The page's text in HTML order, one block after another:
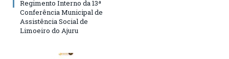
Regimento Interno da 13ª
Conferência Municipal de
Assistência Social de
Limoeiro do Ajuru